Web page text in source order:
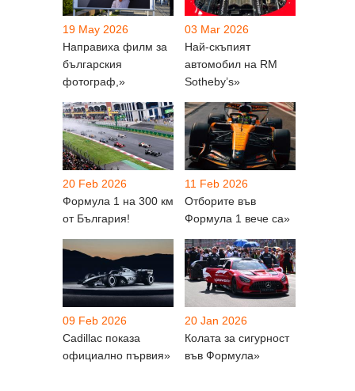
19 May 2026
Направиха филм за
българския
фотограф,»
03 Mar 2026
Най-скъпият
автомобил на RM
Sotheby’s»
20 Feb 2026
Формула 1 на 300 км
от България!
11 Feb 2026
Отборите във
Формула 1 вече са»
09 Feb 2026
Cadillac показа
официално първия»
20 Jan 2026
Колата за сигурност
във Формула»